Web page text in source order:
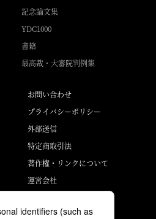
記念論文集
YDC1000
書籍
最高裁・大審院判例集
お問い合わせ
プライバシーポリシー
外部送信
特定商取引法
著作権・リンクについて
運営会社